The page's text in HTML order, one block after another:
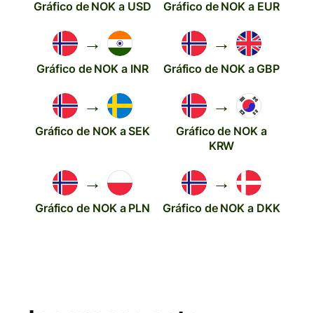
Gráfico de NOK a USD Gráfico de NOK a EUR
→
Gráfico de NOK a INR
→
Gráfico de NOK a GBP
→
Gráfico de NOK a SEK
→
Gráfico de NOK a
KRW
→
Gráfico de NOK a PLN
→
Gráfico de NOK a DKK